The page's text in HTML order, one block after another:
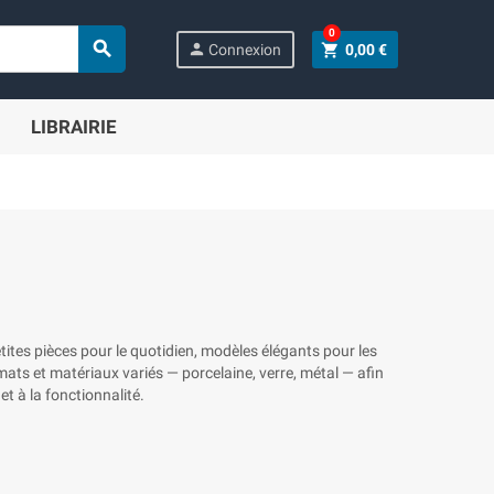
 person Connexion shopping_cart 0,00 €
0
LIBRAIRIE
pièces pour le quotidien, modèles élégants pour les
et matériaux variés — porcelaine, verre, métal — afin
à la fonctionnalité.